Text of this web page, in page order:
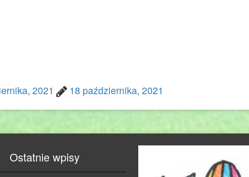
2021 18 października, 2021
Ostatnie wpisy